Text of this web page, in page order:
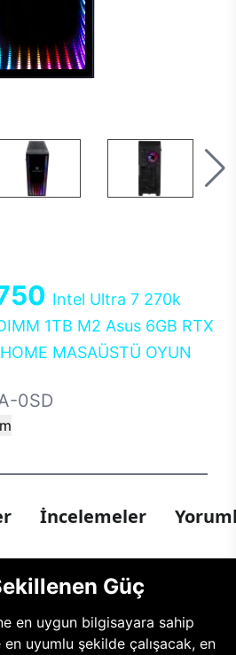
Intel Ultra 7 270k
1TB M2 Asus 6GB RTX
MASAÜSTÜ OYUN
0SD
İncelemeler
Güç
en uygun bilgisayara sahip
uyumlu şekilde çalışacak, en